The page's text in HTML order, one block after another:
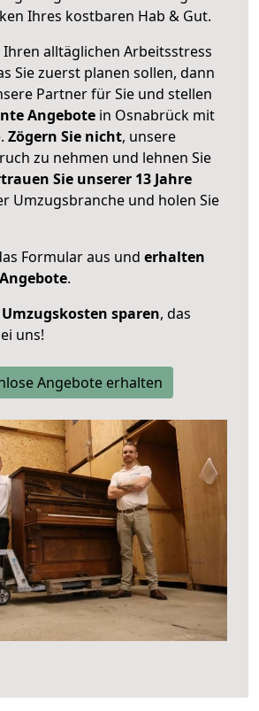
Ihres kostbaren Hab & Gut.
Ihren alltäglichen Arbeitsstress
Sie zuerst planen sollen, dann
Partner für Sie und stellen
Angebote in Osnabrück mit
Zögern Sie nicht, unsere
zu nehmen und lehnen Sie
Sie unserer 13 Jahre
Umzugsbranche und holen Sie
Formular aus und erhalten
.
Umzugskosten sparen, das
uns!
Angebote erhalten